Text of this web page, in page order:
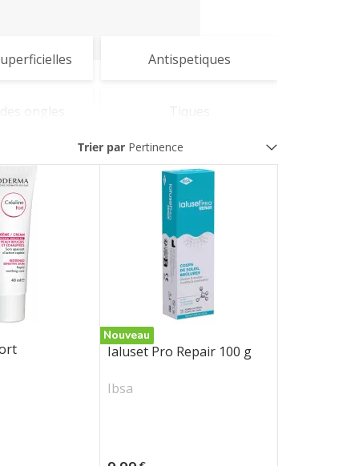
Antispetiques
ongles Tiques
Eczéma
Acnés
Trier par
Nouveau
Ialuset Pro Repair 100 g
Ibsa